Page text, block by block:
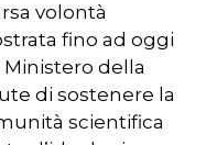
volontà
fino ad oggi
Ministero della
di sostenere la
scientifica